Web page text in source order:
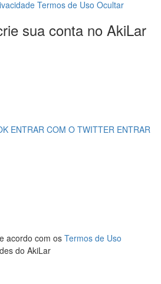
Termos de Uso Ocultar
sua conta no AkiLar
ENTRAR COM O TWITTER ENTRAR
acordo com os Termos de Uso
do AkiLar